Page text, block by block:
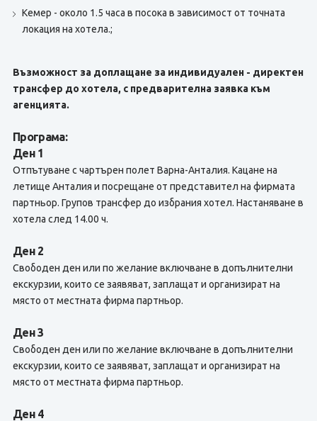
Кемер - около 1.5 часа в посока в зависимост от точната
локация на хотела.;
Възможност за доплащане за индивидуален - директен
трансфер до хотела, с предварителна заявка към
агенцията.
Програма:
Ден 1
Отпътуване с чартърен полет Варна-Анталия. Кацане на
летище Анталия и посрещане от представител на фирмата
партньор. Групов трансфер до избрания хотел. Настаняване в
хотела след 14.00 ч.
Ден 2
Свободен ден или по желание включване в допълнителни
екскурзии, които се заявяват, заплащат и организират на
място от местната фирма партньор.
Ден 3
Свободен ден или по желание включване в допълнителни
екскурзии, които се заявяват, заплащат и организират на
място от местната фирма партньор.
Ден 4